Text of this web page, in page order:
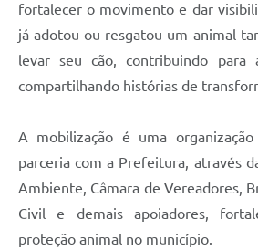
fortalecer o movimento e dar
já adotou ou resgatou um animal
levar seu cão, contribuindo para
compartilhando histórias de
A mobilização é uma
parceria com a Prefeitura, através
Ambiente, Câmara de Vereadores,
Civil e demais apoiadores,
proteção animal no município.